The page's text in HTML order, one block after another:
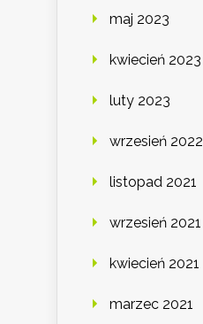
maj 2023
kwiecień 2023
luty 2023
wrzesień 2022
listopad 2021
wrzesień 2021
kwiecień 2021
marzec 2021